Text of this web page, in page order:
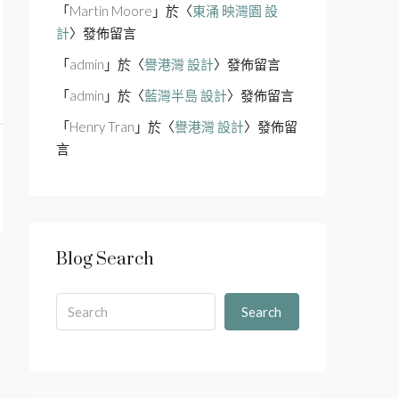
「Martin Moore 」於〈東涌 映灣園 設
計〉發佈留言
「admin 」於〈譽港灣 設計〉發佈留言
「admin 」於〈藍灣半島 設計〉發佈留言
「Henry Tran 」於〈譽港灣 設計〉發佈留
言
Blog Search
Search